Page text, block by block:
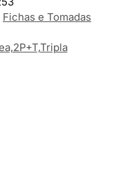
Fichas e Tomadas